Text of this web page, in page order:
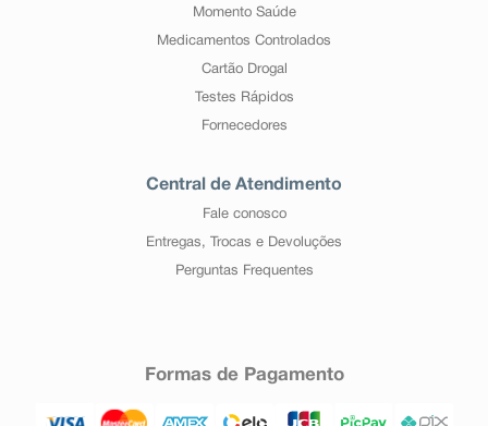
Momento Saúde
Medicamentos Controlados
Cartão Drogal
Testes Rápidos
Fornecedores
Central de Atendimento
Fale conosco
Entregas, Trocas e Devoluções
Perguntas Frequentes
Formas de Pagamento